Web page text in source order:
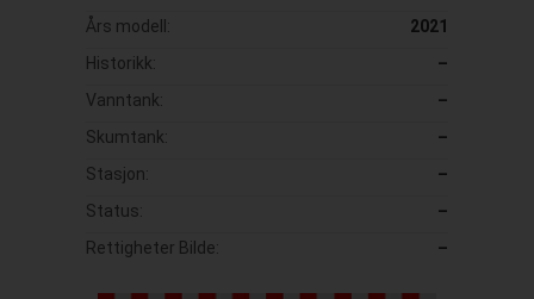
Års modell:
2021
Historikk:
–
Vanntank:
–
Skumtank:
–
Stasjon:
–
Status:
–
Rettigheter Bilde:
–